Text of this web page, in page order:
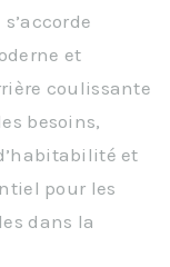
et
coulissante
besoins,
et
pour les
dans la